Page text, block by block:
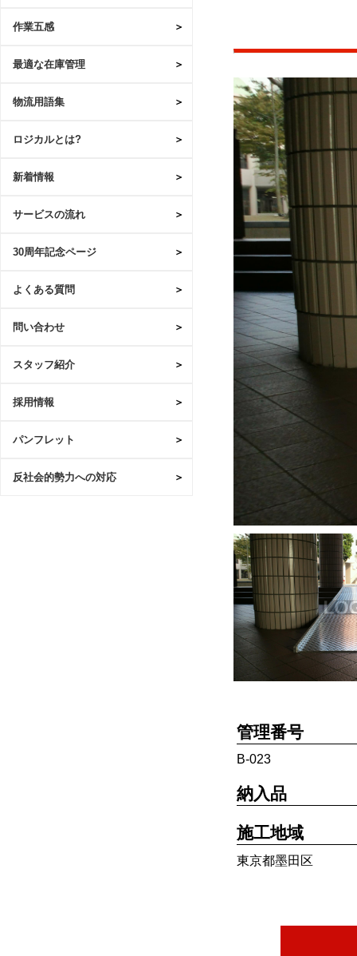
作業五感
最適な在庫管理
物流用語集
ロジカルとは?
新着情報
サービスの流れ
30周年記念ページ
よくある質問
問い合わせ
スタッフ紹介
採用情報
パンフレット
反社会的勢力への対応
管理番号
B-023
納入品
施工地域
東京都墨田区